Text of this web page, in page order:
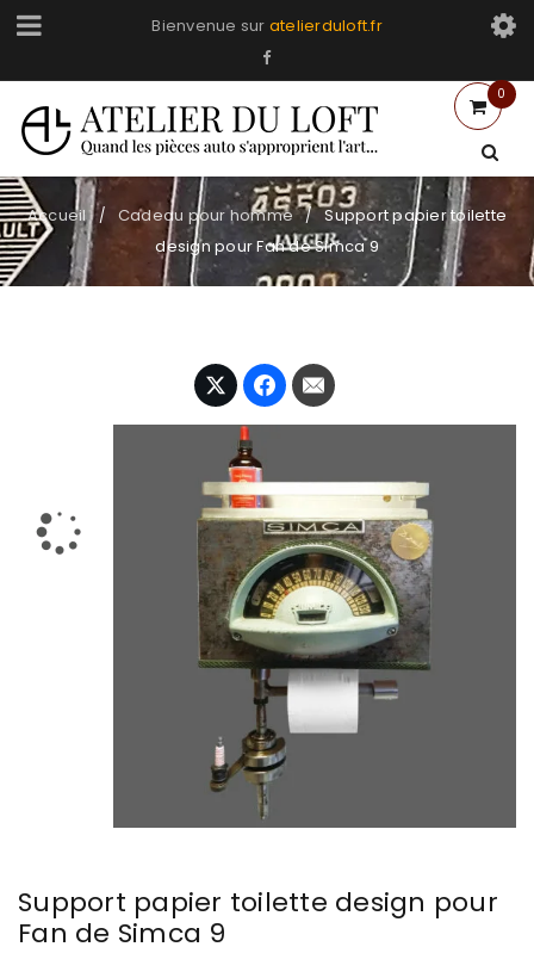
Bienvenue sur atelierduloft.fr
0
Accueil / Cadeau pour homme /
Support papier toilette
design pour Fan de Simca 9
Support papier toilette design pour
Fan de Simca 9